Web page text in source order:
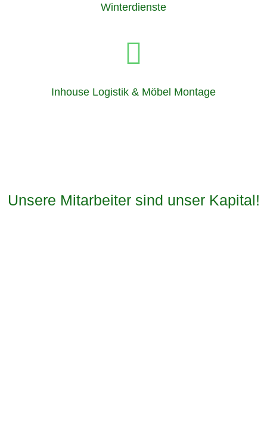
Winterdienste
Inhouse Logistik & Möbel Montage
Unsere Mitarbeiter sind unser Kapital!